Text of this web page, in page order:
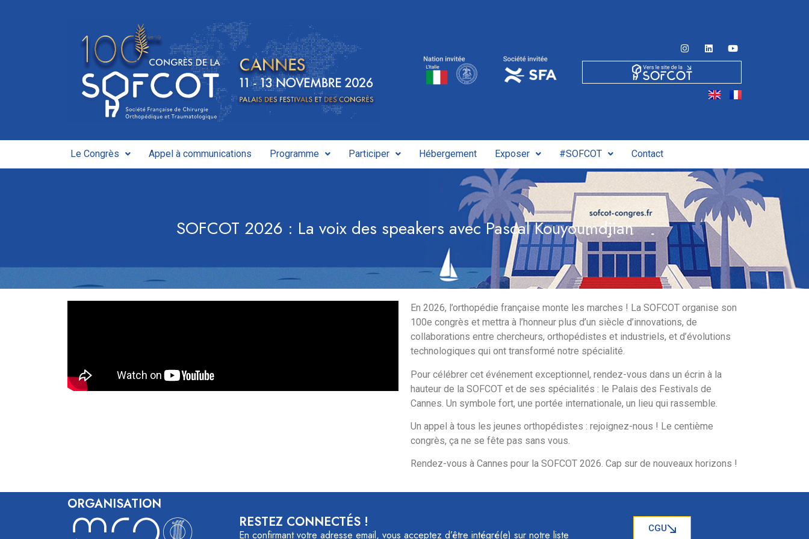
Le Congrès Appel à communications Programme Participer Hébergement Exposer #SOFCOT Contact
SOFCOT 2026 : La voix des speakers avec Pascal Kouyoumdjian
En 2026, l’orthopédie française monte les marches ! La SOFCOT organise son
100e congrès et mettra à l’honneur plus d’un siècle d’innovations, de
collaborations entre chercheurs, orthopédistes et industriels, et d’évolutions
technologiques qui ont transformé notre spécialité.
Pour célébrer cet événement exceptionnel, rendez-vous dans un écrin à la
hauteur de la SOFCOT et de ses spécialités : le Palais des Festivals de
Cannes. Un symbole fort, une portée internationale, un lieu qui rassemble.
Un appel à tous les jeunes orthopédistes : rejoignez-nous ! Le centième
congrès, ça ne se fête pas sans vous.
Rendez-vous à Cannes pour la SOFCOT 2026. Cap sur de nouveaux horizons !
ORGANISATION
RESTEZ CONNECTÉS !
En confirmant votre adresse email, vous acceptez d’être intégré(e) sur notre liste CGU